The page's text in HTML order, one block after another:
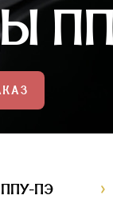
ПЭ